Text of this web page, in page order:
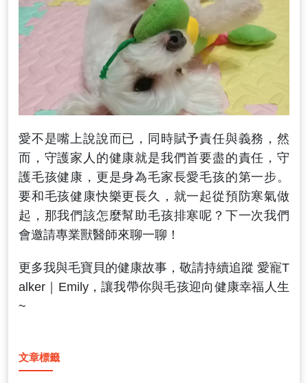
愛不是嘴上說說而已，同時賦予責任與義務，然
而，守護家人的健康就是我們首要盡的責任，守
護毛孩健康，更是身為毛家長愛毛孩的第一步。
要和毛孩健康快樂更長久，就一起從預防寒氣做
起，那我們該怎麼幫助毛孩排寒呢？下一次我們
會邀請專業獸醫師來聊一聊！
更多我與毛寶貝的健康故事，敬請持續追蹤 愛寵T
alker｜Emily，讓我帶你與毛孩迎向健康幸福人生
~
文章標籤